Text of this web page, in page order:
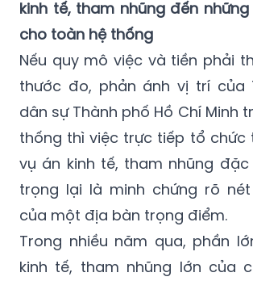
kinh tế, tham nhũng đến
cho toàn hệ thống
Nếu quy mô việc và tiền phải
thước đo, phản ánh vị trí của
dân sự Thành phố Hồ Chí Minh
thống thì việc trực tiếp tổ chức
vụ án kinh tế, tham nhũng
trọng lại là minh chứng rõ
của một địa bàn trọng điểm.
Trong nhiều năm qua, phần
kinh tế, tham nhũng lớn của